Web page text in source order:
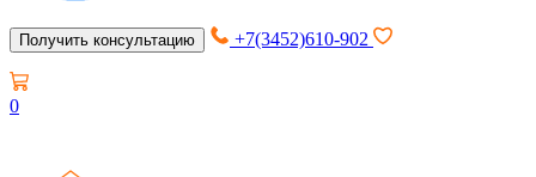
Получить консультацию +7(3452)610-902
0